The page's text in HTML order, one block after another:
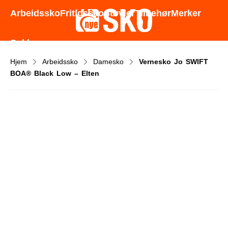
Godt utvalg - Gode priser - Rask levering
ArbeidsskoFritidsskoStøvlerTilbehørMerker
Sokker
Hjem Arbeidssko Damesko
Vernesko Jo SWIFT
BOA® Black Low – Elten